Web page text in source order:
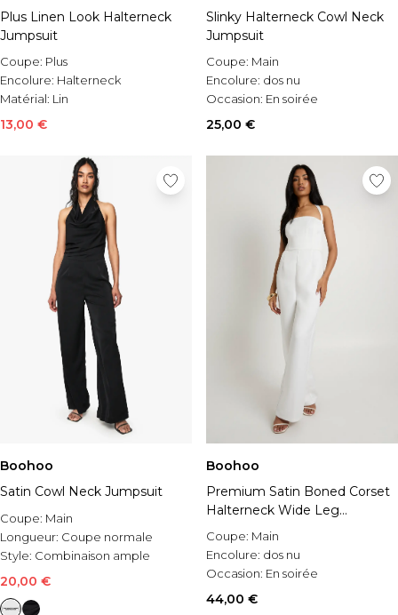
Plus Linen Look Halterneck
Jumpsuit
Coupe: Plus
Encolure: Halterneck
Matérial: Lin
13,00 €
Slinky Halterneck Cowl Neck
Jumpsuit
Coupe: Main
Encolure: dos nu
Occasion: En soirée
25,00 €
Boohoo
Satin Cowl Neck Jumpsuit
Coupe: Main
Longueur: Coupe normale
Style: Combinaison ample
20,00 €
Boohoo
Premium Satin Boned Corset
Halterneck Wide Leg
Jumpsuit
Coupe: Main
Encolure: dos nu
Occasion: En soirée
44,00 €